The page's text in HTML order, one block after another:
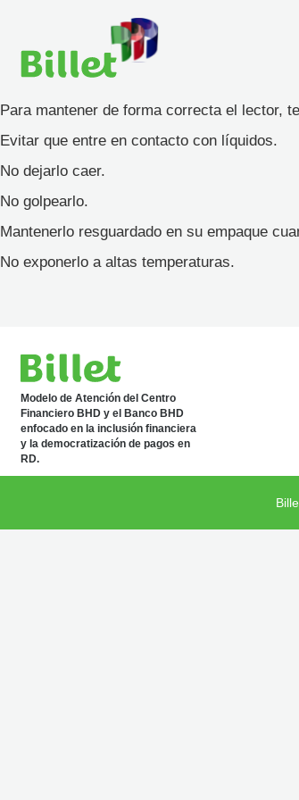
Para mantener de forma correcta el lector,
Evitar que entre en contacto con líquidos.
No dejarlo caer.
No golpearlo.
Mantenerlo resguardado en su empaque
No exponerlo a altas temperaturas.
Modelo de Atención del Centro
Financiero BHD y el Banco BHD
enfocado en la inclusión financiera
y la democratización de pagos en
RD.